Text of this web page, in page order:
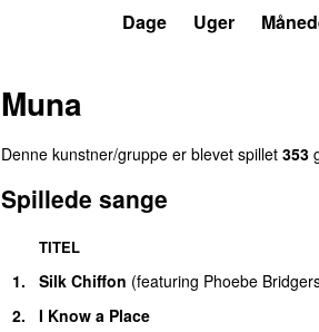
Dage Uger
Muna
Denne kunstner/gruppe er blevet spillet 353
Spillede sange
TITEL
1. Silk Chiffon (featuring Phoebe
2.
I Know a Place